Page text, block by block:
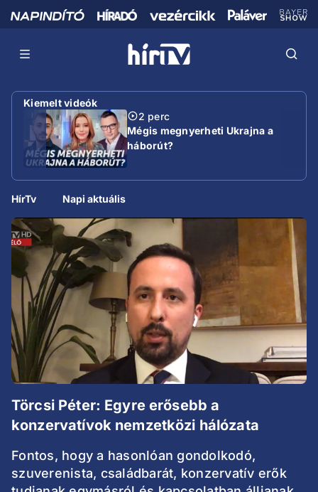
Kiemelt videók
2 perc
Mégis megnyerheti Ukrajna a
háborút?
HírTv Napi aktuális
Törcsi Péter: Egyre erősebb a
konzervatívok nemzetközi hálózata
Fontos, hogy a hasonlóan gondolkodó,
szuverenista, családbarát, konzervatív erők